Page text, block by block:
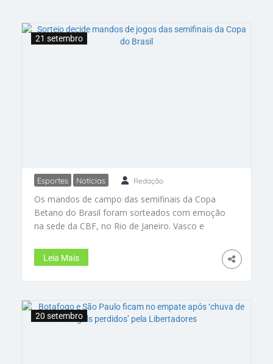
Sorteio decide mandos de jogos
das semifinais da Copa do Brasil
21 setembro
Esportes Notícias Redação
Os mandos de campo das semifinais da Copa
Betano do Brasil foram sorteados com emoção
na sede da CBF, no Rio de Janeiro. Vasco e
enquanto Flamengo e Atlético-MG buscam abrir
o placar como mandantes. Agende na agenda: 2
e 17 de outubro são as datas-base para os
final de 2022 entre Corinthians e Flamengo!
#copadobrasil #semifinais
Leia Mais
20 setembro